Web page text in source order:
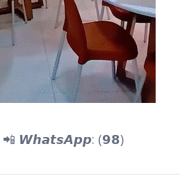
𝙒𝙝𝙖𝙩𝙨𝘼𝙥𝙥: (𝟵𝟴)